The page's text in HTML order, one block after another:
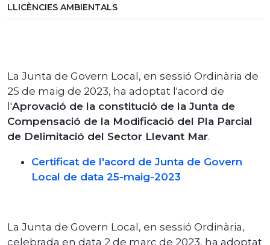
LLICÈNCIES AMBIENTALS
La Junta de Govern Local, en sessió Ordinària de
25 de maig de 2023, ha adoptat l'acord de
l'Aprovació de la constitució de la Junta de
Compensació de la Modificació del Pla Parcial
de Delimitació del Sector Llevant Mar.
Certificat de l'acord de Junta de Govern
Local de data 25-maig-2023
La Junta de Govern Local, en sessió Ordinària,
celebrada en data 2 de març de 2023, ha adoptat